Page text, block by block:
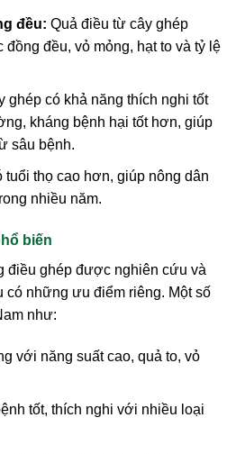
đều: Quả điều từ cây ghép
đều, vỏ mỏng, hạt to và tỷ lệ
ghép có khả năng thích nghi tốt
kháng bệnh hại tốt hơn, giúp
sâu bệnh.
tuổi thọ cao hơn, giúp nông dân
nhiều năm.
biến
điều ghép được nghiên cứu và
có những ưu điểm riêng. Một số
như:
với năng suất cao, quả to, vỏ
tốt, thích nghi với nhiều loại